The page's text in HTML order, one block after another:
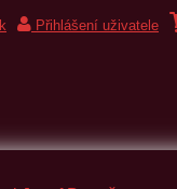
Přihlášení uživatele